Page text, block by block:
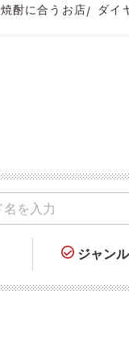
焼酎に合うお店 ダイ
ジャンル